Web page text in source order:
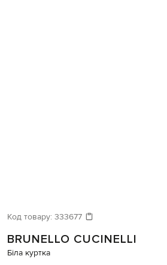
Код товару: 333677
BRUNELLO CUCINELLI
Біла куртка